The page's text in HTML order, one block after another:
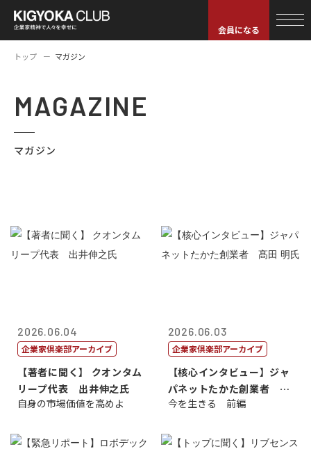
会員になる
トップ マガジン
MAGAZINE
マガジン
2026.06.04
企業家倶楽部アーカイブ
【著者に聞く】 クオンタム
リープ代表 出井伸之氏
自身の市場価値を高めよ
2026.06.03
企業家倶楽部アーカイブ
【核心インタビュー】ジャ
パネットたかた創業者 髙
田 明氏
今を生きる 前編